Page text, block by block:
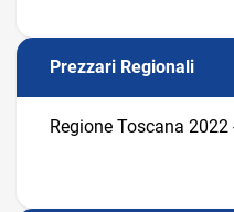
Prezzari Regionali
Regione Toscana